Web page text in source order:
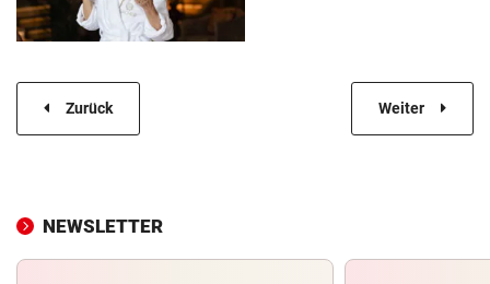
Zurück Weiter
NEWSLETTER